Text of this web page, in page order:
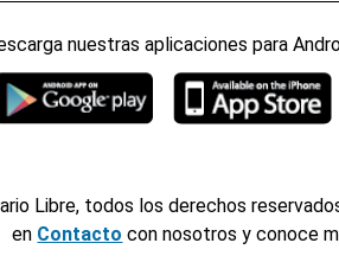
nuestras aplicaciones para
Libre, todos los derechos
en Contacto con nosotros y conoce